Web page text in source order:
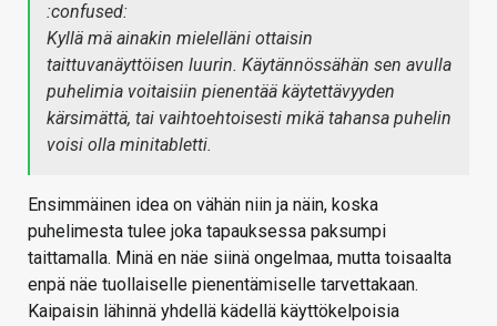
:confused:
Kyllä mä ainakin mielelläni ottaisin
taittuvanäyttöisen luurin. Käytännössähän sen avulla
puhelimia voitaisiin pienentää käytettävyyden
kärsimättä, tai vaihtoehtoisesti mikä tahansa puhelin
voisi olla minitabletti.
Ensimmäinen idea on vähän niin ja näin, koska
puhelimesta tulee joka tapauksessa paksumpi
taittamalla. Minä en näe siinä ongelmaa, mutta toisaalta
enpä näe tuollaiselle pienentämiselle tarvettakaan.
Kaipaisin lähinnä yhdellä kädellä käyttökelpoisia